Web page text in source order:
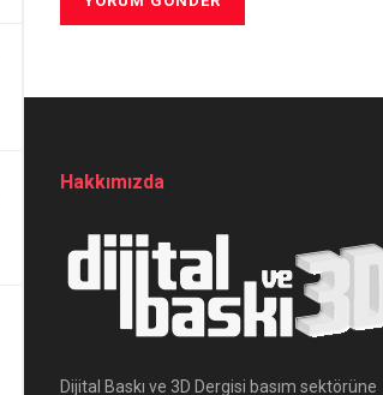
Hakkımızda
Dijital Baskı ve 3D Dergisi basım sektörüne